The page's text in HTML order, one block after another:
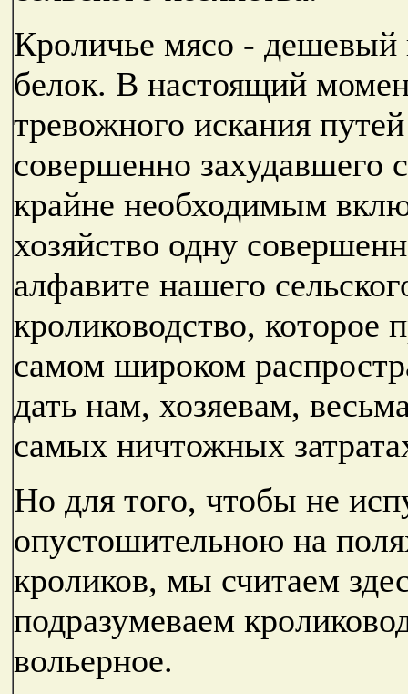
Кроличье мясо -
белок. В настоящий
тревожного искания
совершенно захудавшего
крайне необходимым
хозяйство одну
алфавите нашего
кролиководство, которое
самом широком
дать нам, хозяевам,
самых ничтожных
Но для того, чтобы не
опустошительною на
кроликов, мы считаем
подразумеваем
вольерное.